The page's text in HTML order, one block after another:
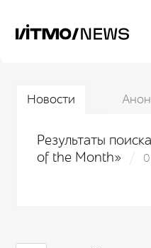
Новости
Результаты
of the Month»